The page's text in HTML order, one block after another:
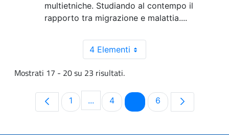
multietniche. Studiando al contempo il
rapporto tra migrazione e malattia....
4 Elementi
Mostrati 17 - 20 su 23 risultati.
Pagina
1 ...Pagine intermedie Use TAB to
Pagina
4 PaginaPagina
6